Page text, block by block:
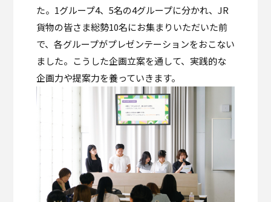
た。1グループ4、5名の4グループに分かれ、JR
貨物の皆さま総勢10名にお集まりいただいた前
で、各グループがプレゼンテーションをおこない
ました。こうした企画立案を通して、実践的な
企画力や提案力を養っていきます。